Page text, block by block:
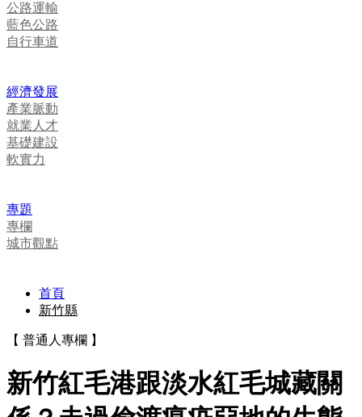
公路運輸
藍色公路
自行車道
經濟發展
產業脈動
就業人才
基礎建設
軟實力
專題
專欄
城市觀點
首頁
新竹縣
【 普通人專欄 】
新竹紅毛港跟淡水紅毛城藏關